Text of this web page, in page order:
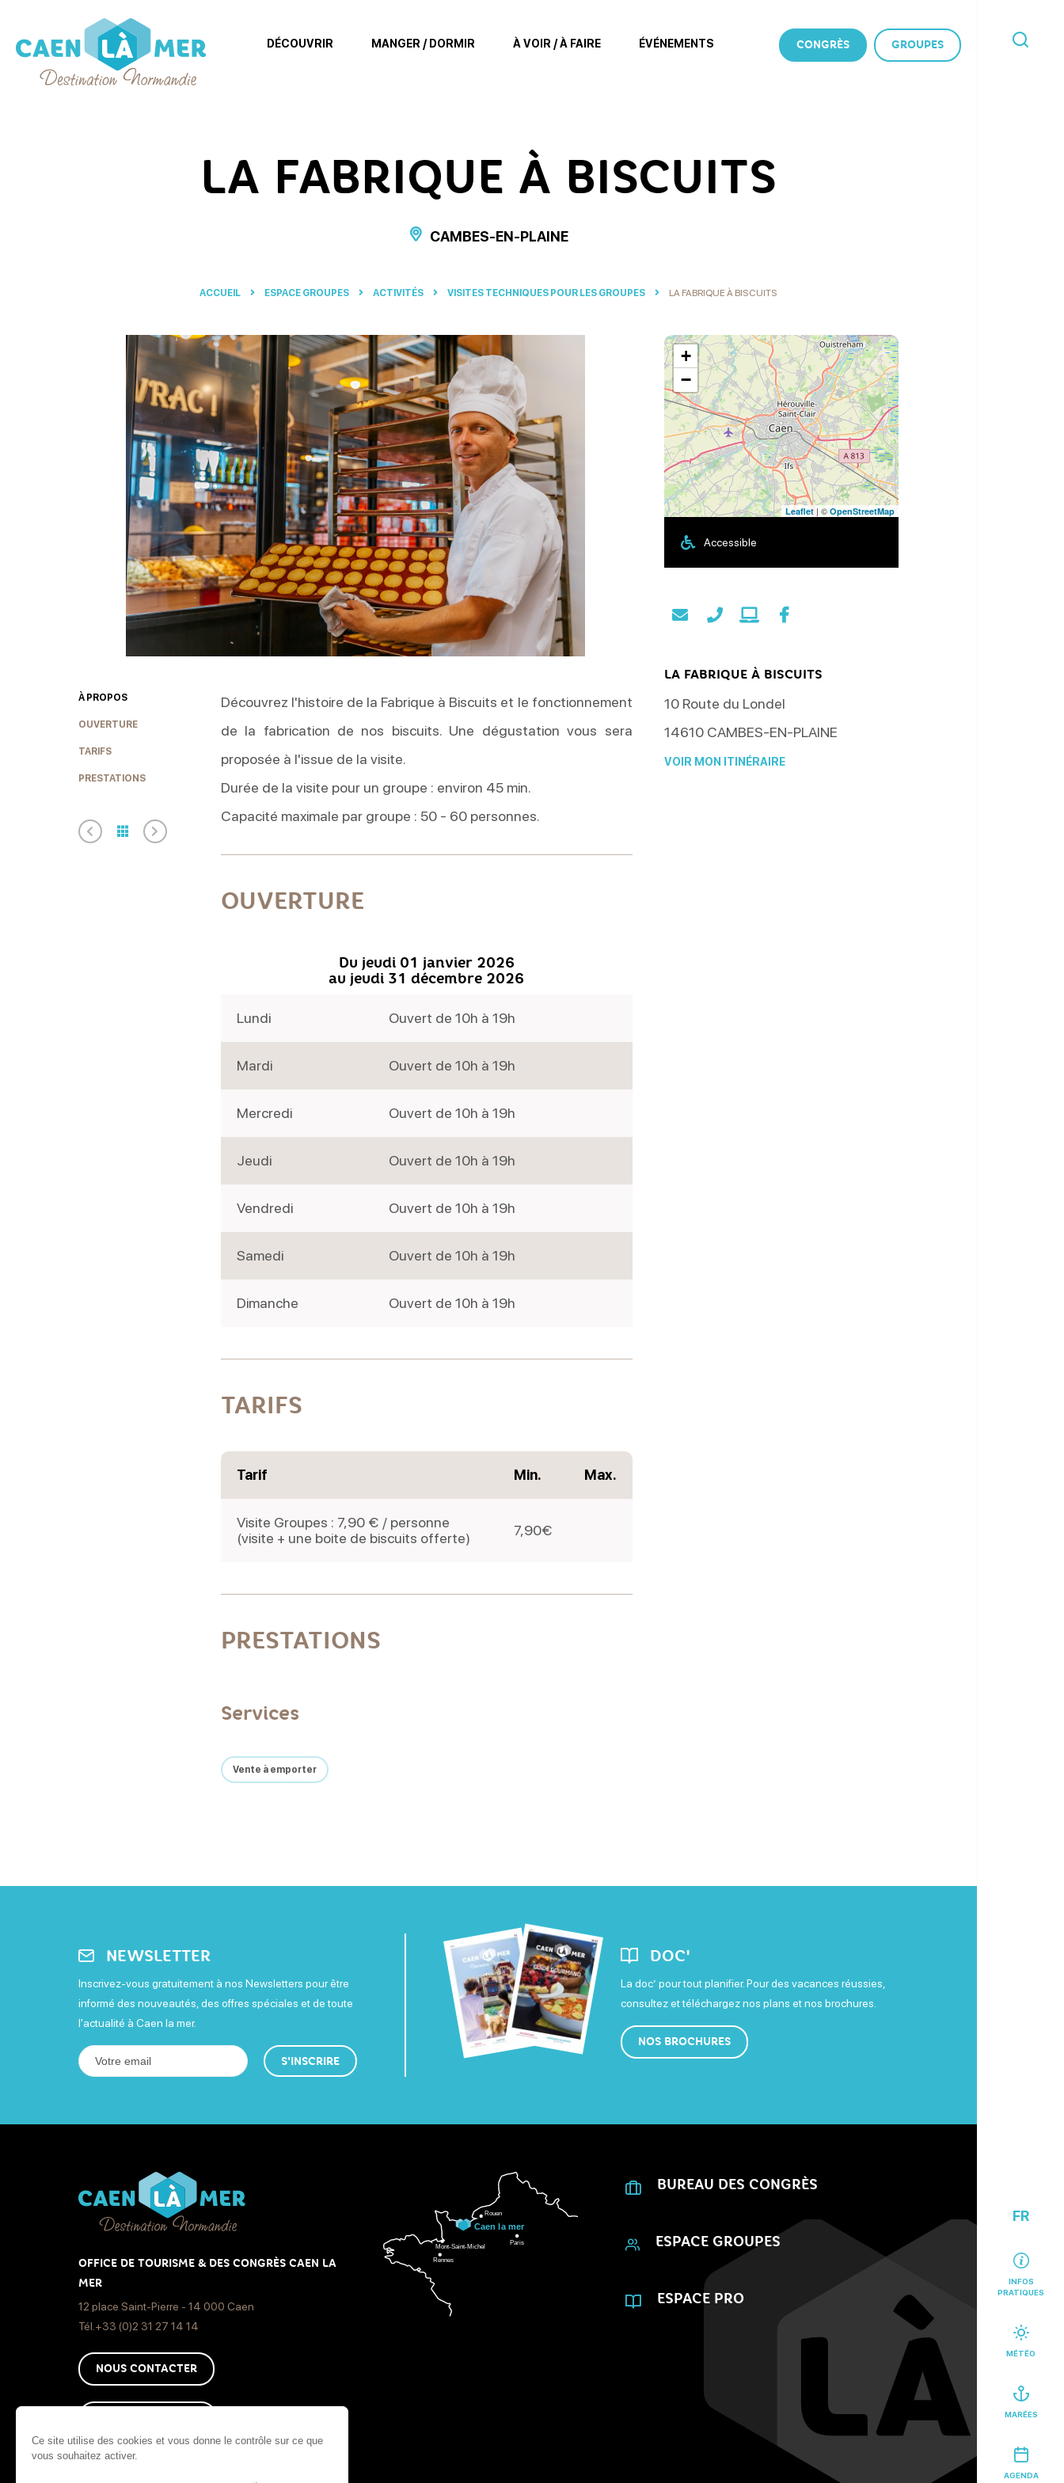
Ce site utilise des cookies et vous donne le contrôle sur ce que
vous souhaitez activer.
FR
INFOS
PRATIQUES
MÉTÉO
MARÉES
AGENDA
DÉCOUVRIR MANGER / DORMIR À VOIR / À FAIRE ÉVÉNEMENTS CONGRÈS GROUPES
LA FABRIQUE À BISCUITS
CAMBES-EN-PLAINE
ACCUEIL ESPACE GROUPES ACTIVITÉS VISITES TECHNIQUES POUR LES GROUPES LA FABRIQUE À BISCUITS
À PROPOS
OUVERTURE
TARIFS
PRESTATIONS
Découvrez l'histoire de la Fabrique à Biscuits et le fonctionnement
de la fabrication de nos biscuits. Une dégustation vous sera
proposée à l'issue de la visite.
Durée de la visite pour un groupe : environ 45 min.
Capacité maximale par groupe : 50 - 60 personnes.
OUVERTURE
Du jeudi 01 janvier 2026
au jeudi 31 décembre 2026
Lundi Ouvert de 10h à 19h
Mardi Ouvert de 10h à 19h
Mercredi Ouvert de 10h à 19h
Jeudi Ouvert de 10h à 19h
Vendredi Ouvert de 10h à 19h
Samedi Ouvert de 10h à 19h
Dimanche Ouvert de 10h à 19h
TARIFS
Tarif Min. Max.
Visite Groupes : 7,90 € / personne
(visite + une boite de biscuits offerte)
7,90€
PRESTATIONS
Services
Vente à emporter
+
−
Leaflet| ©OpenStreetMap
Accessible
LA FABRIQUE À BISCUITS
10 Route du Londel
14610 CAMBES-EN-PLAINE
VOIR MON ITINÉRAIRE
NEWSLETTER
Inscrivez-vous gratuitement à nos Newsletters pour être
informé des nouveautés, des offres spéciales et de toute
l'actualité à Caen la mer.
S'INSCRIRE
DOC'
La doc’ pour tout planifier. Pour des vacances réussies,
consultez et téléchargez nos plans et nos brochures.
NOS BROCHURES
OFFICE DE TOURISME & DES CONGRÈS CAEN LA
MER
12 place Saint-Pierre - 14 000 Caen
Tél.+33 (0)2 31 27 14 14
NOUS CONTACTER
BUREAU DES CONGRÈS
ESPACE GROUPES
ESPACE PRO